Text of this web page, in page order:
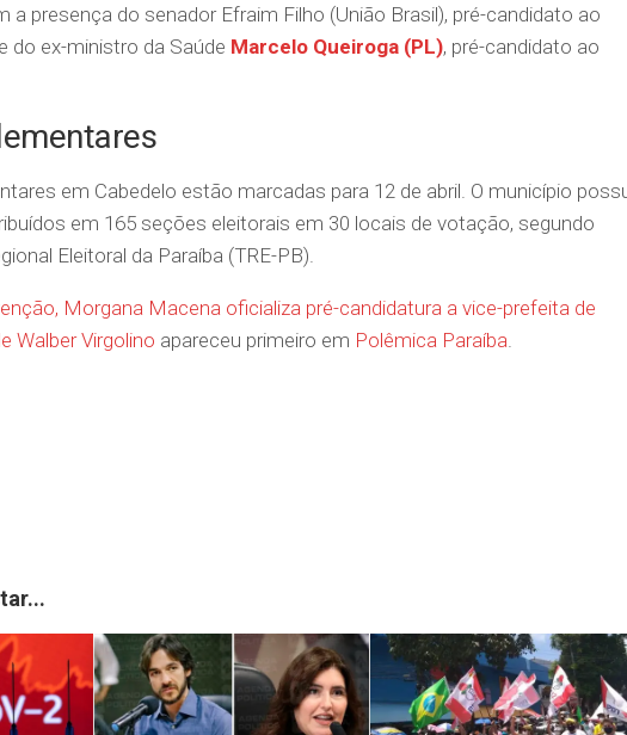
a presença do senador Efraim Filho (União Brasil), pré-candidato ao
do ex-ministro da Saúde Marcelo Queiroga (PL), pré-candidato ao
em Cabedelo estão marcadas para 12 de abril. O município
em 165 seções eleitorais em 30 locais de votação, segundo
Eleitoral da Paraíba (TRE-PB).
Morgana Macena oficializa pré-candidatura a vice-prefeita de
Walber Virgolino apareceu primeiro em Polêmica Paraíba